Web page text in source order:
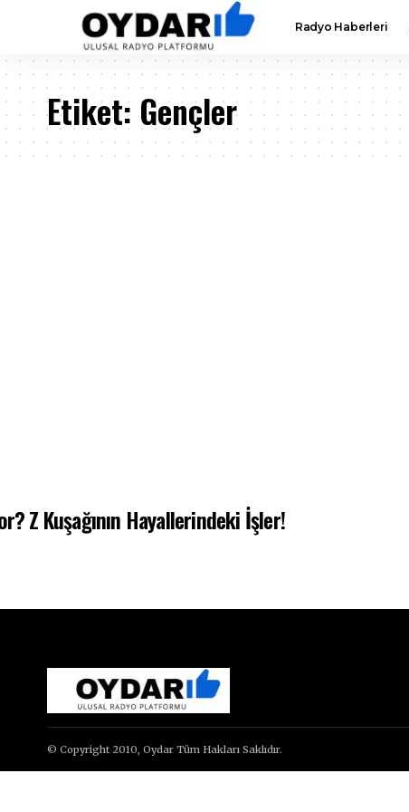
Radyo Haberleri
Etiket: Gençler
Z Kuşağının Hayallerindeki İşler!
© Copyright 2010, Oydar Tüm Hakları Saklıdır.